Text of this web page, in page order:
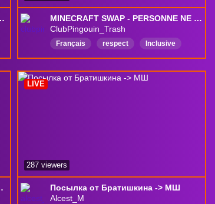
!when | kai + speed watch later
MINECRAFT SWAP - PERSONNE NE SAIT CE QUE LES AUTRES FONT
ClubPingouin_Trash
Français respect
Inclusive
chill
Foufou
Ⅿinecraft
minecraftfr
minecraftchallenge
!rule !goods
Посылка от Братишкина -> МШ
Alcest_M
LIVE
287 viewers